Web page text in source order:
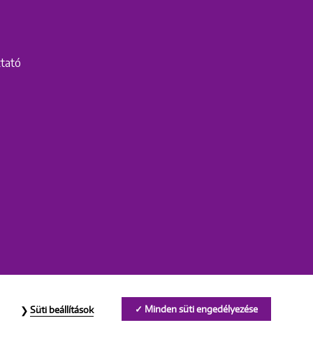
Minden süti engedélyezése
Süti beállítások